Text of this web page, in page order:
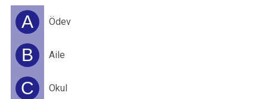
A Ödev
B Aile
C Okul